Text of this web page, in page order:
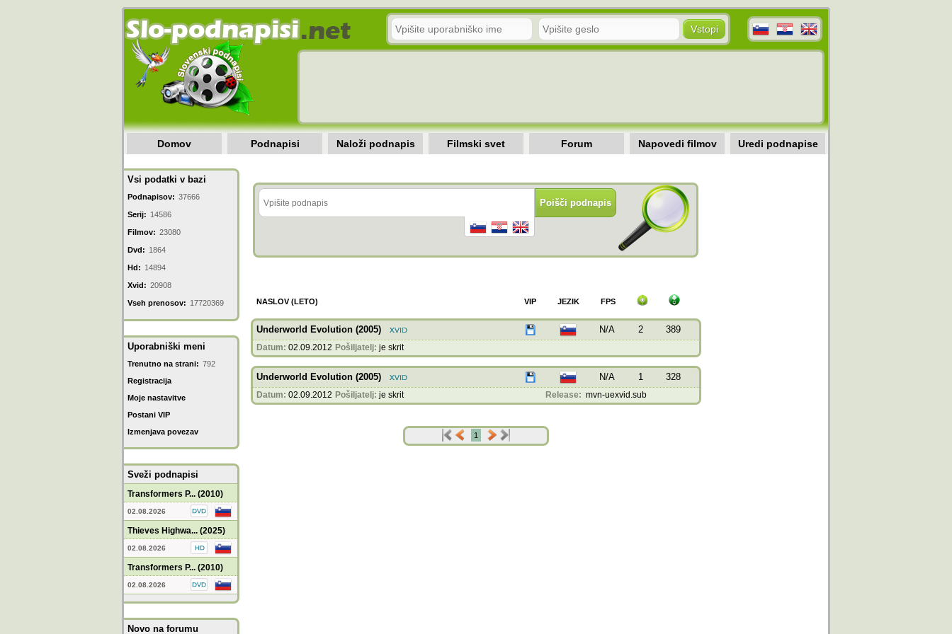
Domov Podnapisi Naloži podnapis Filmski svet Forum Napovedi filmov Uredi podnapise
Vsi podatki v bazi
Podnapisov: 37666
Serij: 14586
Filmov: 23080
Dvd: 1864
Hd: 14894
Xvid: 20908
Vseh prenosov: 17720369
Uporabniški meni
Trenutno na strani: 792
Registracija
Moje nastavitve
Postani VIP
Izmenjava povezav
Sveži podnapisi
Transformers P... (2010)
02.08.2026
Thieves Highwa... (2025)
02.08.2026
Transformers P... (2010)
02.08.2026
Novo na forumu
NASLOV (LETO) FPS
JEZIK
VIP
Underworld Evolution (2005) N/A 2 389
Datum: 02.09.2012 Pošiljatelj: je skrit
Underworld Evolution (2005) N/A 1 328
Datum: 02.09.2012 Pošiljatelj: je skrit Release: mvn-uexvid.sub
1